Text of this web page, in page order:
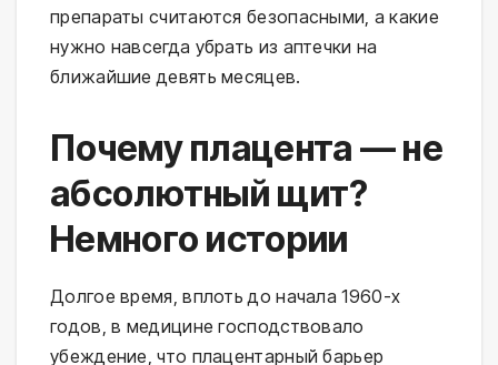
препараты считаются безопасными, а какие
нужно навсегда убрать из аптечки на
ближайшие девять месяцев.
Почему плацента — не
абсолютный щит?
Немного истории
Долгое время, вплоть до начала 1960-х
годов, в медицине господствовало
убеждение, что плацентарный барьер